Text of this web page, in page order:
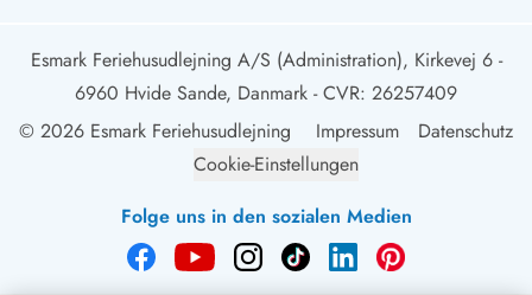
Esmark Feriehusudlejning A/S (Administration), Kirkevej 6 -
6960 Hvide Sande, Danmark - CVR: 26257409
© 2026 Esmark Feriehusudlejning
Impressum
Datenschutz
Cookie-Einstellungen
Folge uns in den sozialen Medien